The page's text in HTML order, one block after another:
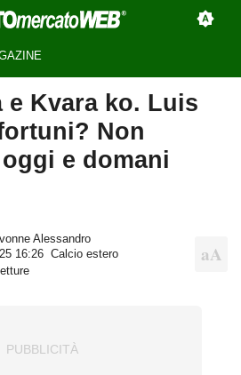
e Kvara ko. Luis
Non
e domani
Alessandro
16:26
Calcio estero